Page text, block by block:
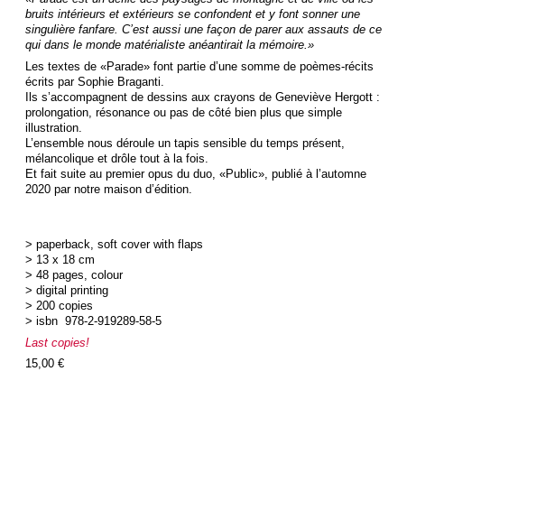
bruits intérieurs et extérieurs se confondent et y font sonner une
singulière fanfare. C’est aussi une façon de parer aux assauts de ce
qui dans le monde matérialiste anéantirait la mémoire.»
Les textes de «Parade» font partie d’une somme de poèmes-récits
écrits par Sophie Braganti.
Ils s’accompagnent de dessins aux crayons de Geneviève Hergott :
prolongation, résonance ou pas de côté bien plus que simple
illustration.
L’ensemble nous déroule un tapis sensible du temps présent,
mélancolique et drôle tout à la fois.
Et fait suite au premier opus du duo, «Public», publié à l’automne
2020 par notre maison d’édition.
> paperback, soft cover with flaps
> 13 x 18 cm
> 48 pages, colour
> digital printing
> 200 copies
> isbn 978-2-919289-58-5
Last copies!
15,00 €